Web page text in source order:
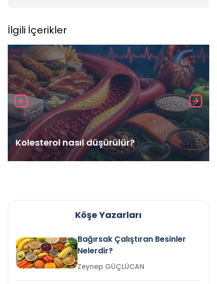
İlgili İçerikler
Kolesterol nasıl düşürülür?
Köşe Yazarları
Bağırsak Çalıştıran Besinler
Nelerdir?
Zeynep GÜÇLÜCAN